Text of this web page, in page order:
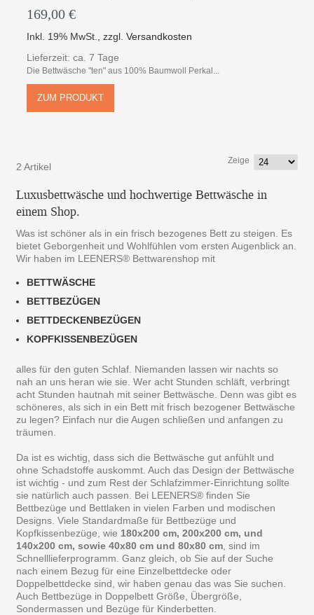
169,00 €
Inkl. 19% MwSt. ,zzgl.Versandkosten
Lieferzeit: ca. 7 Tage
Die Bettwäsche "ten" aus 100% Baumwoll Perkal...
ZUM PRODUKT
2 Artikel
Zeige
Luxusbettwäsche und hochwertige Bettwäsche in
einem Shop.
Was ist schöner als in ein frisch bezogenes Bett zu steigen. Es
bietet Geborgenheit und Wohlfühlen vom ersten Augenblick an.
Wir haben im LEENERS® Bettwarenshop mit
BETTWÄSCHE
BETTBEZÜGEN
BETTDECKENBEZÜGEN
KOPFKISSENBEZÜGEN
alles für den guten Schlaf. Niemanden lassen wir nachts so
nah an uns heran wie sie. Wer acht Stunden schläft, verbringt
acht Stunden hautnah mit seiner Bettwäsche. Denn was gibt es
schöneres, als sich in ein Bett mit frisch bezogener Bettwäsche
zu legen? Einfach nur die Augen schließen und anfangen zu
träumen.
Da ist es wichtig, dass sich die Bettwäsche gut anfühlt und
ohne Schadstoffe auskommt. Auch das Design der Bettwäsche
ist wichtig - und zum Rest der Schlafzimmer-Einrichtung sollte
sie natürlich auch passen. Bei LEENERS® finden Sie
Bettbezüge und Bettlaken in vielen Farben und modischen
Designs. Viele Standardmaße für Bettbezüge und
Kopfkissenbezüge, wie 180x200 cm, 200x200 cm, und
140x200 cm, sowie 40x80 cm und 80x80 cm , sind im
Schnelllieferprogramm. Ganz gleich, ob Sie auf der Suche
nach einem Bezug für eine Einzelbettdecke oder
Doppelbettdecke sind, wir haben genau das was Sie suchen.
Auch Bettbezüge in Doppelbett Größe, Übergröße,
Sondermassen und Bezüge für Kinderbetten.